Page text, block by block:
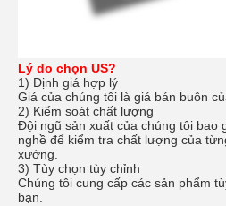
Lý do chọn US?
1) Định giá hợp lý
Giá của chúng tôi là giá bán buôn
2) Kiểm soát chất lượng
Đội ngũ sản xuất của chúng tôi bao
nghề để kiểm tra chất lượng của
xưởng.
3) Tùy chọn tùy chỉnh
Chúng tôi cung cấp các sản phẩm
bạn.